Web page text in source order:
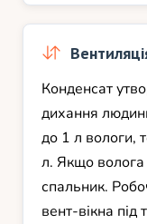
Конденсат
дихання
до 1 л вологи,
л. Якщо волога
спальник.
вент-вікна під